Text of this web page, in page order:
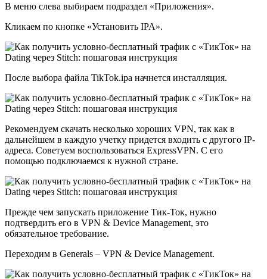
В меню слева выбираем подраздел «Приложения».
Кликаем по кнопке «Установить IPA».
После выбора файла TikTok.ipa начнется инсталляция.
Рекомендуем скачать несколько хороших VPN, так как в
дальнейшем в каждую учетку придется входить с другого IP-
адреса. Советуем воспользоваться ExpressVPN. С его
помощью подключаемся к нужной стране.
Прежде чем запускать приложение Тик-Ток, нужно
подтвердить его в VPN & Device Management, это
обязательное требование.
Переходим в Generals – VPN & Device Management.